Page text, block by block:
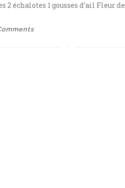
2 échalotes 1 gousses d’ail Fleur de